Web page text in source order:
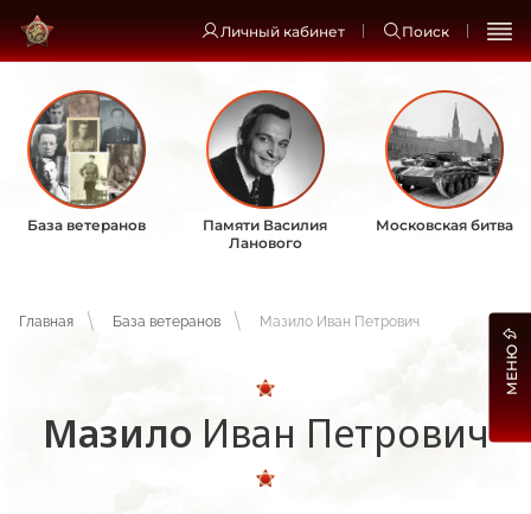
Личный кабинет Поиск
База ветеранов
Памяти Василия
Ланового
Московская битва
Главная База ветеранов Мазило Иван Петрович
Мазило Иван Петрович
МЕНЮ